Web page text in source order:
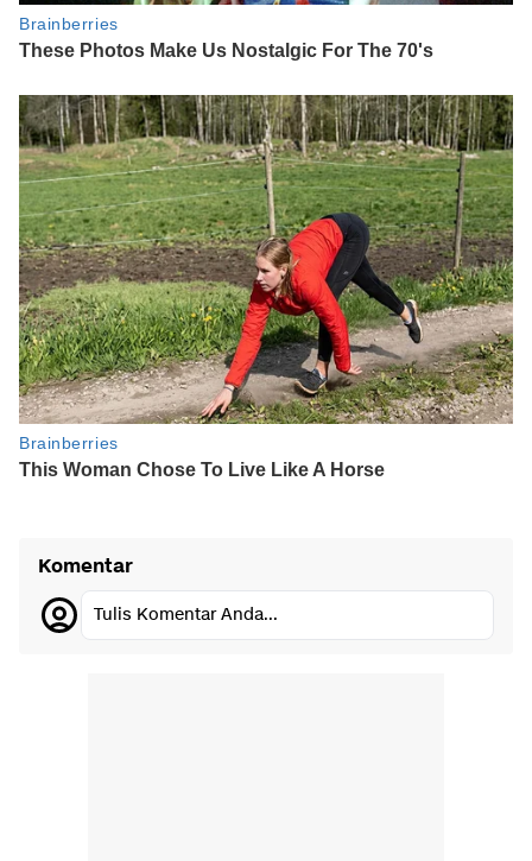
Komentar
Tulis Komentar Anda...